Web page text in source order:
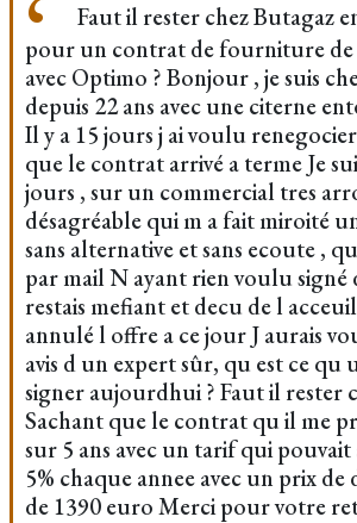
Faut il rester chez Butagaz
pour un contrat de fourniture de
avec Optimo ? Bonjour , je suis
depuis 22 ans avec une citerne
Il y a 15 jours j ai voulu
que le contrat arrivé a terme Je
jours , sur un commercial tres
désagréable qui m a fait miroité
sans alternative et sans ecoute ,
par mail N ayant rien voulu signé
restais mefiant et decu de l
annulé l offre a ce jour J aurais
avis d un expert sûr, qu est ce qu
signer aujourdhui ? Faut il rester
Sachant que le contrat qu il me
sur 5 ans avec un tarif qui
5% chaque annee avec un prix
de 1390 euro Merci pour votre